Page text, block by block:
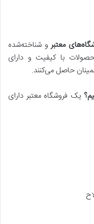
معتبرو شناخته‌شده
با کیفیت و دارای
حاصل می‌کنند.
یک فروشگاه معتبر دارای